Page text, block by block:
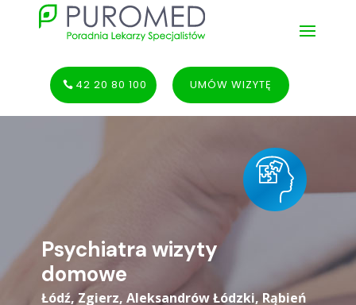
42 20 80 100 UMÓW WIZYTĘ
Psychiatra wizyty
domowe
Łódź, Zgierz, Aleksandrów Łódzki, Rąbień